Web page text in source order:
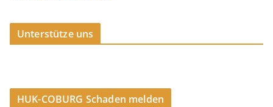
Unterstütze uns
HUK-COBURG Schaden melden